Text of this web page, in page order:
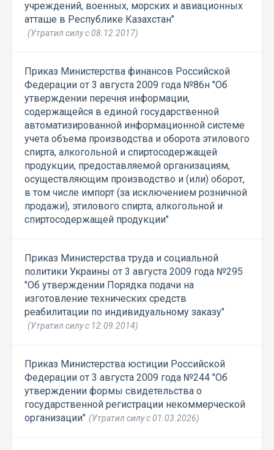
учреждений, военных, морских и авиационных
атташе в Республике Казахстан"
(Утратил силу с 08.12.2017)
Приказ Министерства финансов Российской
Федерации от 3 августа 2009 года №86н "Об
утверждении перечня информации,
содержащейся в единой государственной
автоматизированной информационной системе
учета объема производства и оборота этилового
спирта, алкогольной и спиртосодержащей
продукции, предоставляемой организациям,
осуществляющим производство и (или) оборот,
в том числе импорт (за исключением розничной
продажи), этилового спирта, алкогольной и
спиртосодержащей продукции"
Приказ Министерства труда и социальной
политики Украины от 3 августа 2009 года №295
"Об утверждении Порядка подачи на
изготовление технических средств
реабилитации по индивидуальному заказу"
(Утратил силу с 12.09.2014)
Приказ Министерства юстиции Российской
Федерации от 3 августа 2009 года №244 "Об
утверждении формы свидетельства о
государственной регистрации некоммерческой
организации" (Утратил силу с 01.03.2026)